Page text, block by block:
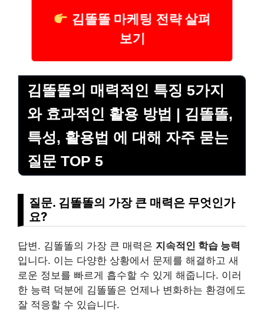
김똘똘 마케팅 전략 살펴
보기
김똘똘의 매력적인 특징 5가지
와 효과적인 활용 방법 | 김똘똘,
특성, 활용법 에 대해 자주 묻는
질문 TOP 5
질문. 김똘똘의 가장 큰 매력은 무엇인가
요?
답변. 김똘똘의 가장 큰 매력은 지속적인 학습 능력
입니다. 이는 다양한 상황에서 문제를 해결하고 새
로운 정보를 빠르게 흡수할 수 있게 해줍니다. 이러
한 능력 덕분에 김똘똘은 언제나 변화하는 환경에도
잘 적응할 수 있습니다.